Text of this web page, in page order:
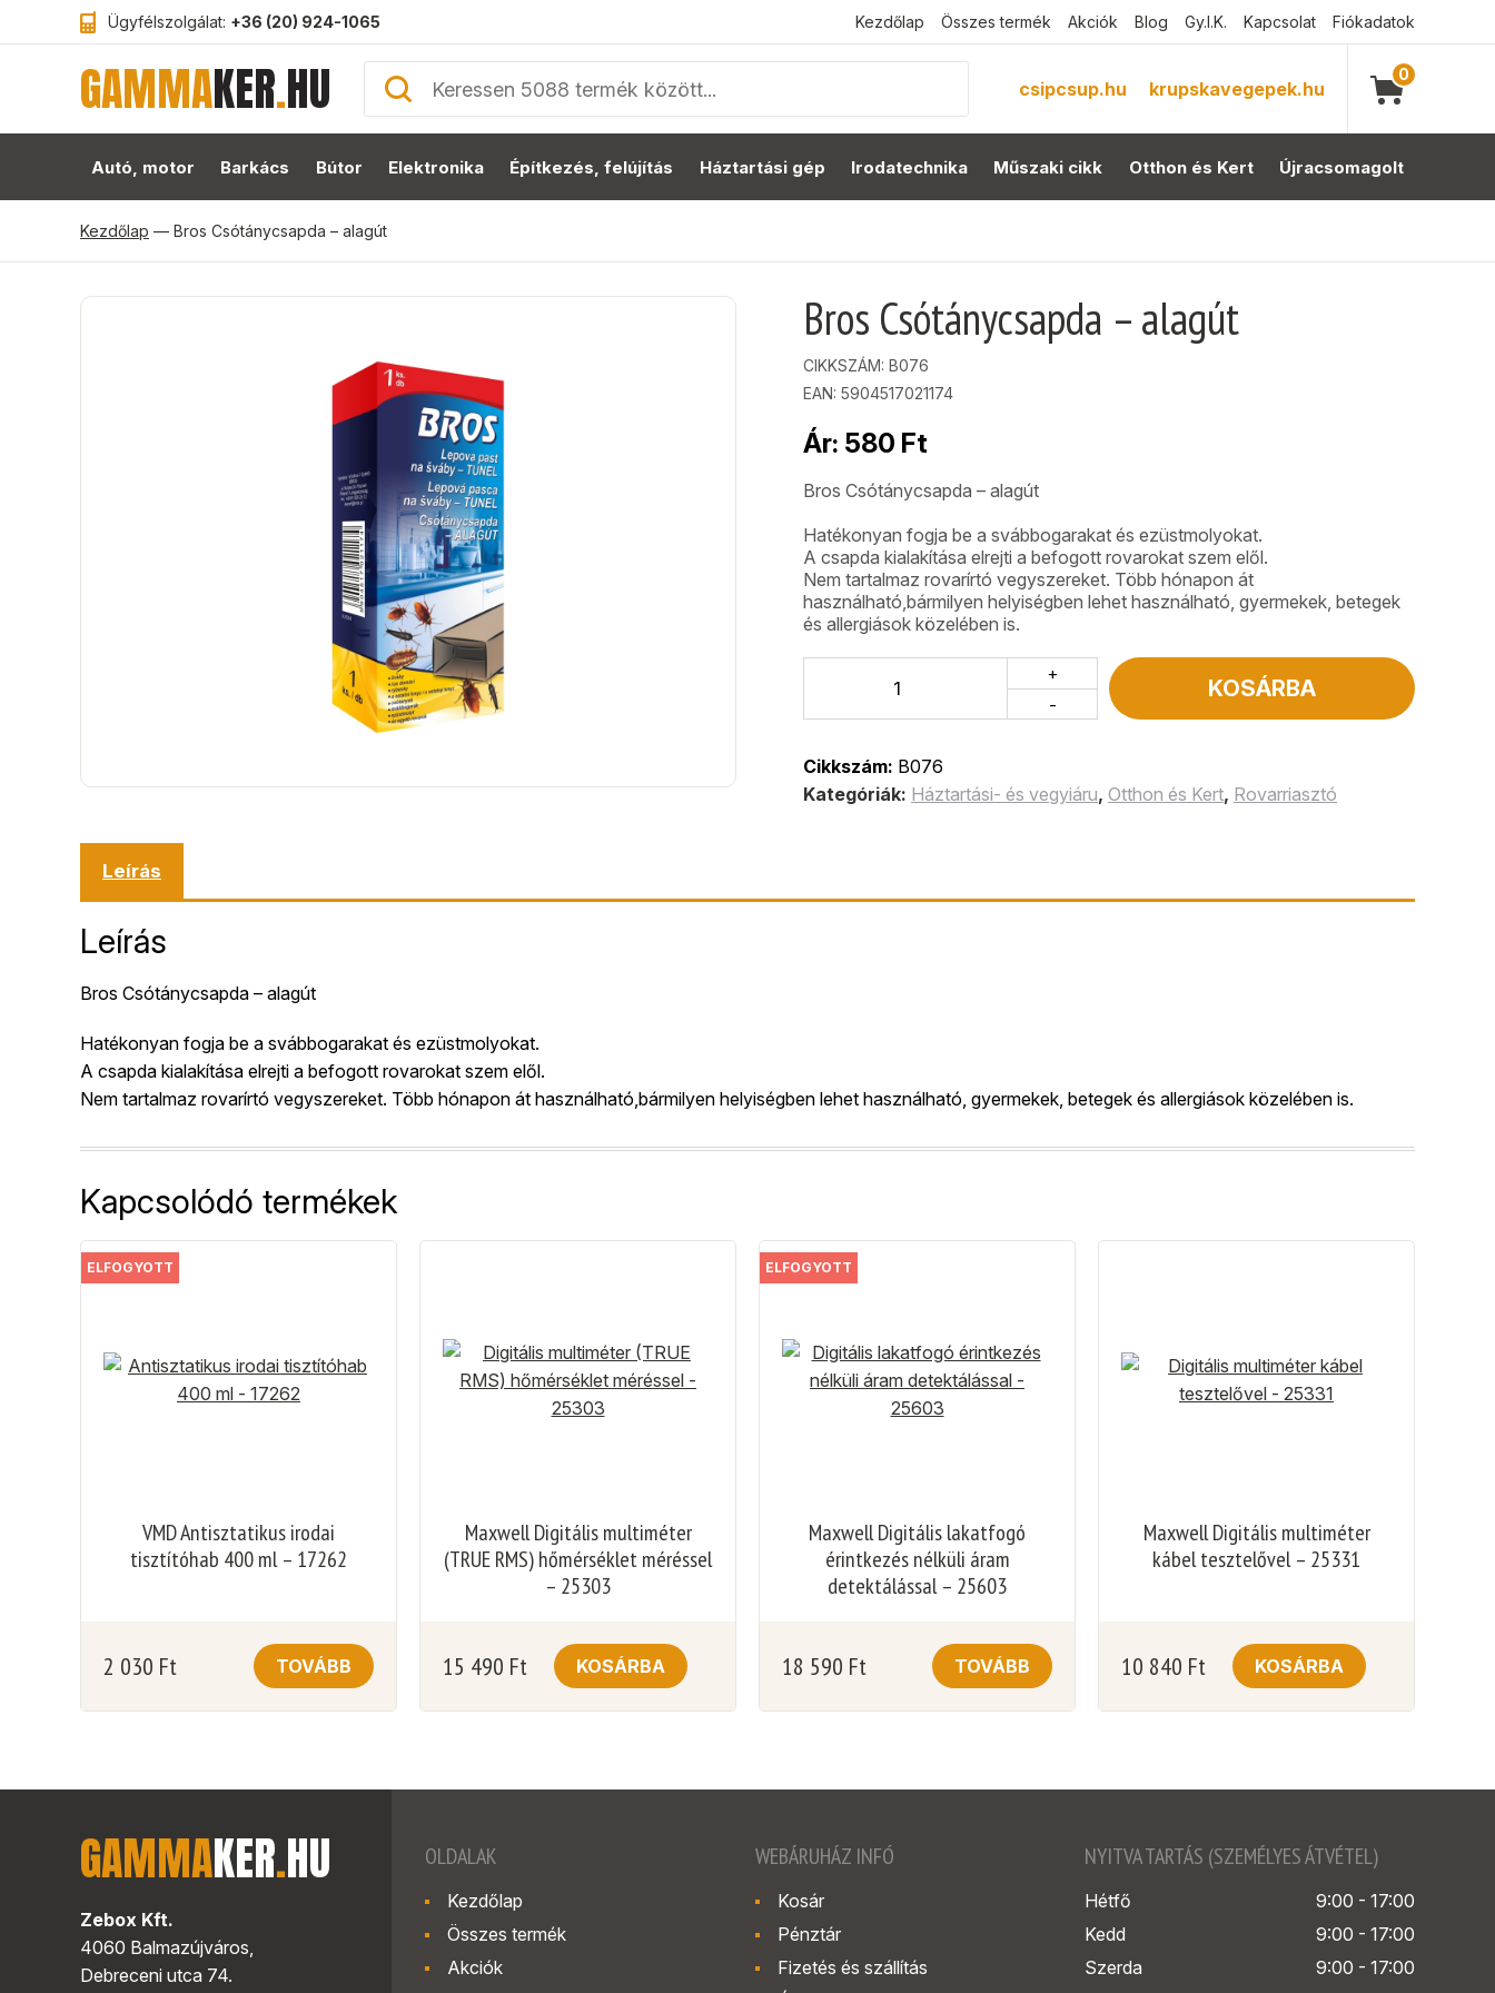
Ügyfélszolgálat: +36 (20) 924-1065 Kezdőlap Összes termék Akciók Blog Gy.I.K. Kapcsolat Fiókadatok
GAMMAKER.HU csipcsup.hu krupskavegepek.hu
0
Autó, motor Barkács Bútor Elektronika Építkezés, felújítás Háztartási gép Irodatechnika Műszaki cikk Otthon és Kert Újracsomagolt
Kezdőlap — Bros Csótánycsapda – alagút
Bros Csótánycsapda – alagút
CIKKSZÁM: B076
EAN: 5904517021174
Ár: 580 Ft
Bros Csótánycsapda – alagút
Hatékonyan fogja be a svábbogarakat és ezüstmolyokat.
A csapda kialakítása elrejti a befogott rovarokat szem elől.
Nem tartalmaz rovarírtó vegyszereket. Több hónapon át
használható,bármilyen helyiségben lehet használható, gyermekek, betegek
és allergiások közelében is.
-
+
KOSÁRBA
Cikkszám: B076
Kategóriák: Háztartási- és vegyiáru, Otthon és Kert, Rovarriasztó
Leírás
Leírás
Bros Csótánycsapda – alagút
Hatékonyan fogja be a svábbogarakat és ezüstmolyokat.
A csapda kialakítása elrejti a befogott rovarokat szem elől.
Nem tartalmaz rovarírtó vegyszereket. Több hónapon át használható,bármilyen helyiségben lehet használható, gyermekek, betegek és allergiások közelében is.
Kapcsolódó termékek
ELFOGYOTT
VMD Antisztatikus irodai
tisztítóhab 400 ml – 17262
2 030 Ft TOVÁBB
Maxwell Digitális multiméter
(TRUE RMS) hőmérséklet méréssel
– 25303
15 490 Ft KOSÁRBA
ELFOGYOTT
Maxwell Digitális lakatfogó
érintkezés nélküli áram
detektálással – 25603
18 590 Ft TOVÁBB
Maxwell Digitális multiméter
kábel tesztelővel – 25331
10 840 Ft KOSÁRBA
GAMMAKER.HU
Zebox Kft.
4060 Balmazújváros,
Debreceni utca 74.
OLDALAK
Kezdőlap
Összes termék
Akciók
WEBÁRUHÁZ INFÓ
Kosár
Pénztár
Fizetés és szállítás
NYITVA TARTÁS (SZEMÉLYES ÁTVÉTEL)
Hétfő
9:00 - 17:00
Kedd
9:00 - 17:00
Szerda
9:00 - 17:00